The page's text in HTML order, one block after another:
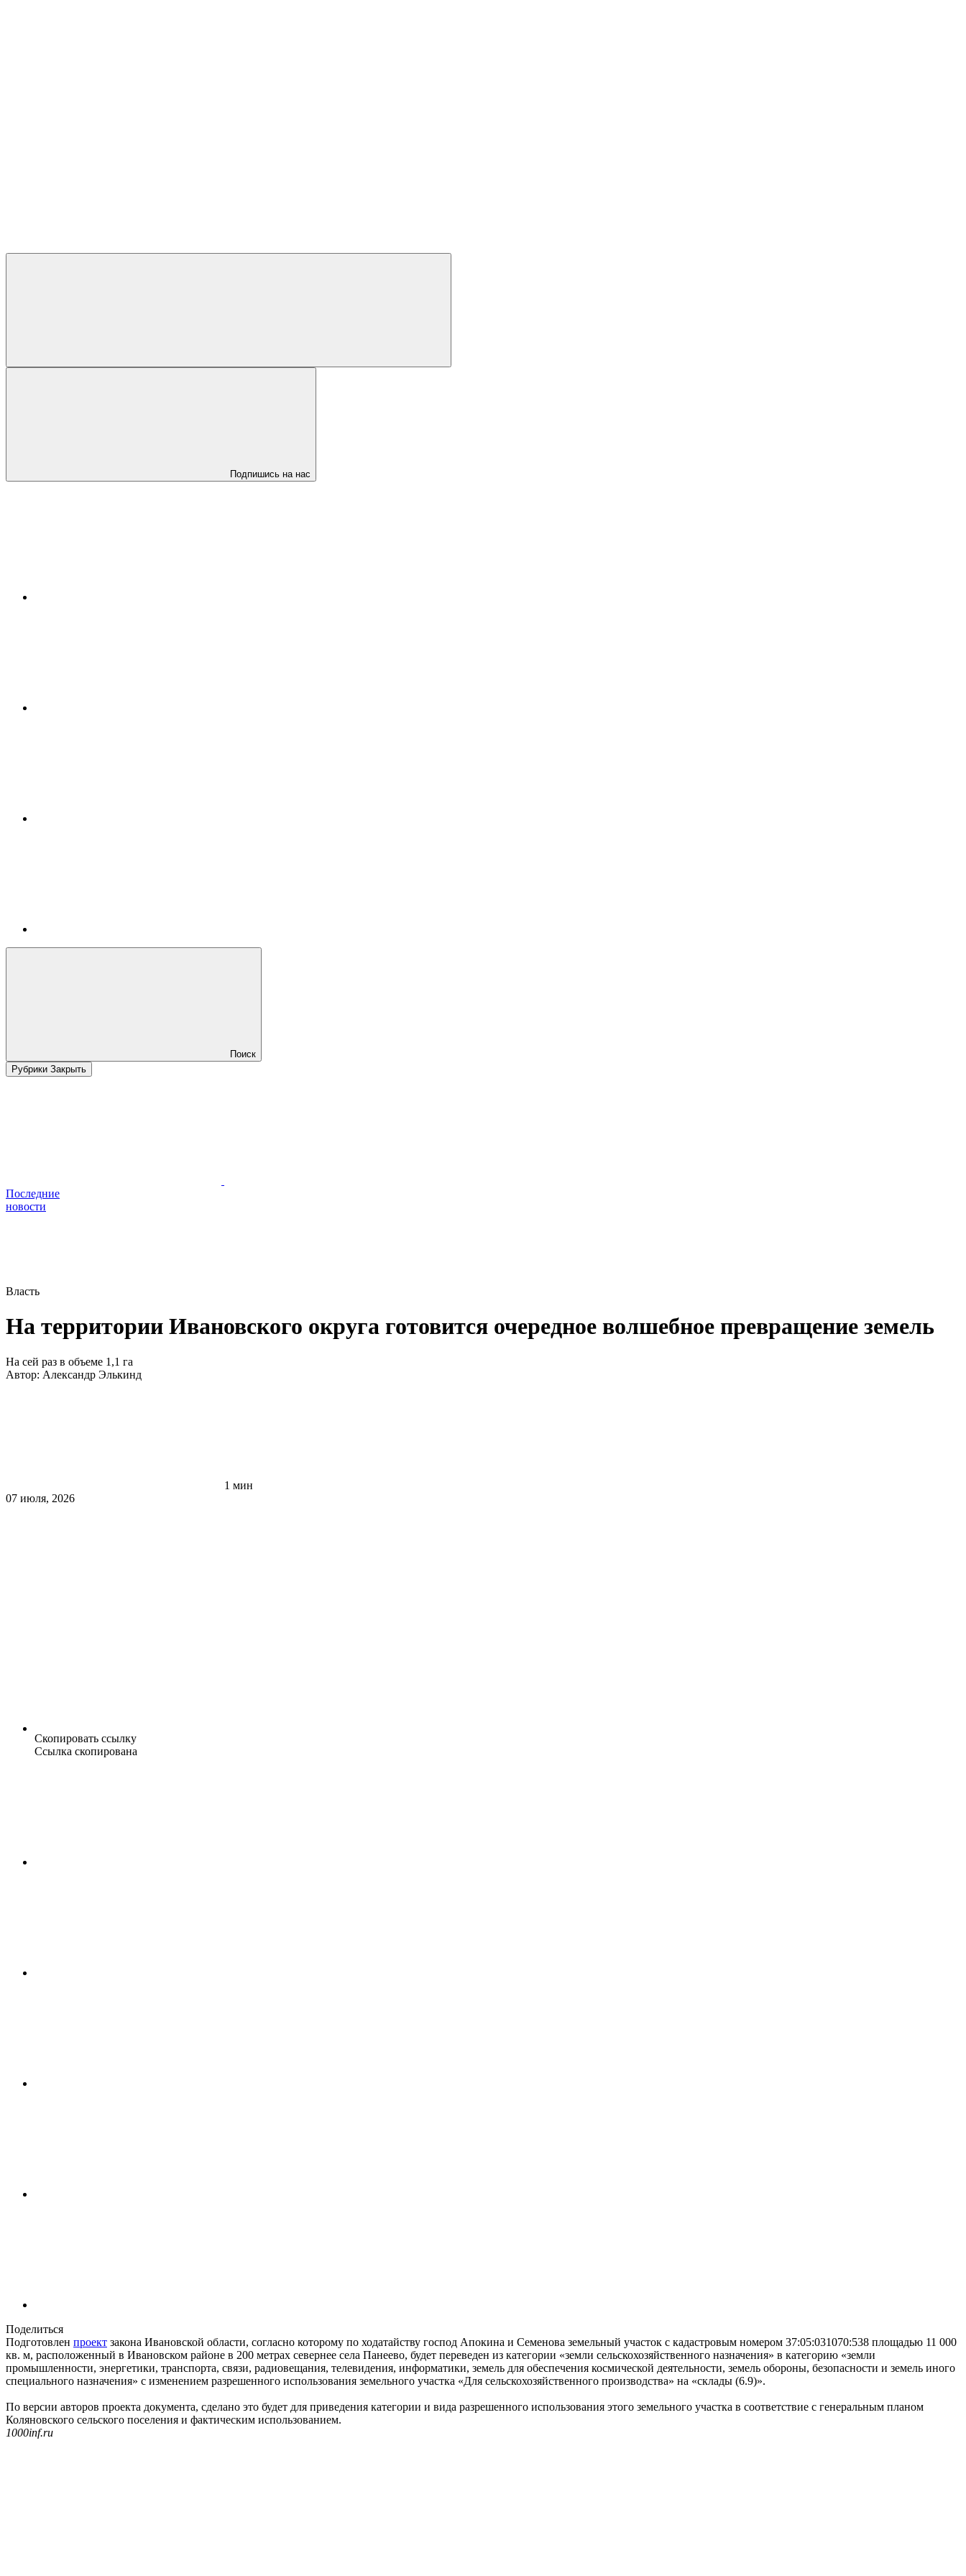
Подпишись на нас
Поиск
Рубрики Закрыть
Последние
новости
Власть
На территории Ивановского округа готовится очередное волшебное превращение земель
На сей раз в объеме 1,1 га
Автор: Александр Элькинд
1 мин
07 июля, 2026
Скопировать ссылку
Ссылка скопирована
Поделиться
Подготовлен проект закона Ивановской области, согласно которому по ходатайству господ Апокина и Семенова земельный участок с кадастровым номером 37:05:031070:538 площадью 11 000
кв. м, расположенный в Ивановском районе в 200 метрах севернее села Панеево, будет переведен из категории «земли сельскохозяйственного назначения» в категорию «земли
промышленности, энергетики, транспорта, связи, радиовещания, телевидения, информатики, земель для обеспечения космической деятельности, земель обороны, безопасности и земель иного
специального назначения» с изменением разрешенного использования земельного участка «Для сельскохозяйственного производства» на «склады (6.9)».
По версии авторов проекта документа, сделано это будет для приведения категории и вида разрешенного использования этого земельного участка в соответствие с генеральным планом
Коляновского сельского поселения и фактическим использованием.
1000inf.ru